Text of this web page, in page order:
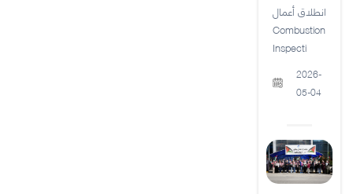
انطلاق أعمال
Combustion
Inspecti
2026-
05-04